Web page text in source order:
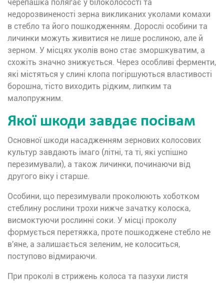
черепашка полягає у білоколосості та
недорозвиненості зерна викликаних уколами комахи
в стебло та його пошкодженням. Дорослі особини та
личинки можуть живитися не лише рослиною, але й
зерном. У місцях уколів воно стає зморшкуватим, а
схожіть значно знижується. Через особливі ферменти,
які містяться у слині клопа погіршуються властивості
борошна, тісто виходить рідким, липким та
малопружним.
Якої шкоди завдає посівам
Основної шкоди насадженням зернових колосових
культур завдають імаго (літні, та ті, які успішно
перезимували), а також личинки, починаючи від
другого віку і старше.
Особини, що перезимували проколюють хоботком
стеблину рослини трохи нижче зачатку колоска,
висмоктуючи рослинні соки. У місці проколу
формується перетяжка, проте пошкоджене стебло не
в'яне, а залишається зеленим, не колоситься,
поступово відмираючи.
При проколі в стрижень колоса та пазухи листя